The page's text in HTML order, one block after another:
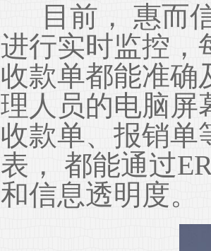
目前， 惠而
进行实时监控，
收款单都能准确
理人员的电脑屏
收款单、报销单
表， 都能通过
和信息透明度。